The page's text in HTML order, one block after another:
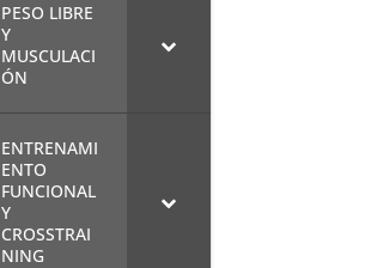
PESO LIBRE
Y
MUSCULACI
ÓN
ENTRENAMI
ENTO
FUNCIONAL
Y
CROSSTRAI
NING